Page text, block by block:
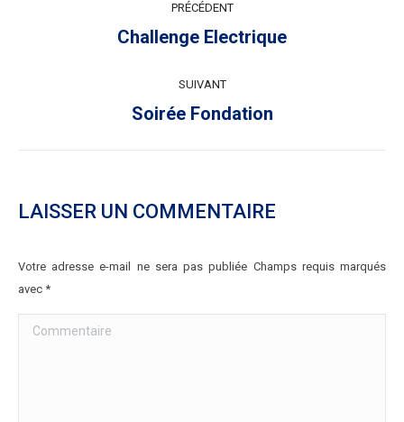
ARTICLE
PRÉCÉDENT
Article
:
Challenge Electrique
SUIVANT
Article
Soirée Fondation
LAISSER UN COMMENTAIRE
Votre adresse e-mail ne sera pas publiée Champs requis marqués
avec *
Commentaire